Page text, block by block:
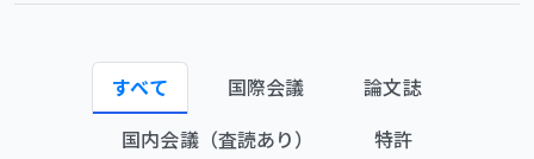
すべて 国際会議 論文誌
国内会議（査読あり） 特許